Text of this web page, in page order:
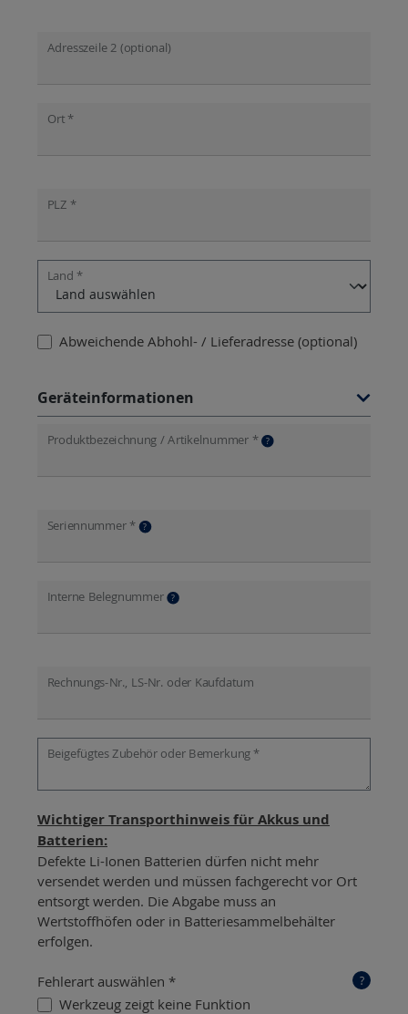
Adresszeile 2 (optional)
Ort *
PLZ *
Land *
Abweichende Abhohl- / Lieferadresse (optional)
Geräteinformationen
Produktbezeichnung / Artikelnummer * ?
Seriennummer * ?
Interne Belegnummer ?
Rechnungs-Nr., LS-Nr. oder Kaufdatum
Beigefügtes Zubehör oder Bemerkung *
Wichtiger Transporthinweis für Akkus und
Batterien:
Defekte Li-Ionen Batterien dürfen nicht mehr
versendet werden und müssen fachgerecht vor Ort
entsorgt werden. Die Abgabe muss an
Wertstoffhöfen oder in Batteriesammelbehälter
erfolgen.
Fehlerart auswählen * ?
Werkzeug zeigt keine Funktion